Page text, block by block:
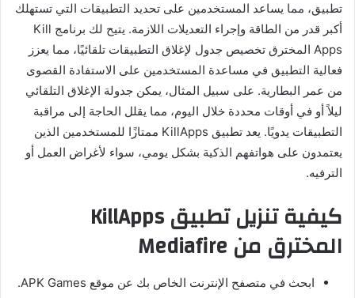
تطبيق، مما يساعد المستخدمين على تحديد التطبيقات التي تستهلك
أكبر قدر من الطاقة وإجراء التعديلات اللازمة. يتيح لك برنامج Kill
Apps المخترق تخصيص جدول لإغلاق التطبيقات تلقائيًا، مما يعزز
فعالية التطبيق في مساعدة المستخدمين على الاستفادة القصوى
من عمر البطارية. على سبيل المثال، يمكن جدولة الإغلاق التلقائي
ليلاً أو في أوقات محددة خلال اليوم، مما يقلل الحاجة إلى مراقبة
التطبيقات يدويًا. يعد تطبيق KillApps ممتازًا للمستخدمين الذين
يعتمدون على هواتفهم الذكية بشكل يومي، سواء لأغراض العمل أو
الترفيه.
كيفية تنزيل تطبيق KillApps
المخترق من Mediafire
ابحث في متصفح الإنترنت الخاص بك عن موقع APK Games.